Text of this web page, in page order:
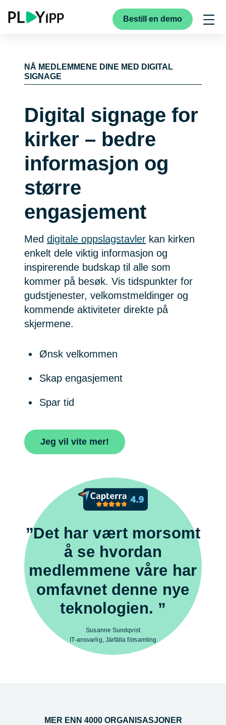
Bestill en demo
NÅ MEDLEMMENE DINE MED DIGITAL
SIGNAGE
Digital signage for
kirker – bedre
informasjon og
større
engasjement
Med digitale oppslagstavler kan kirken
enkelt dele viktig informasjon og
inspirerende budskap til alle som
kommer på besøk. Vis tidspunkter for
gudstjenester, velkomstmeldinger og
kommende aktiviteter direkte på
skjermene.
Ønsk velkommen
Skap engasjement
Spar tid
Jeg vil vite mer!
”Det har vært morsomt
å se hvordan
medlemmene våre har
omfavnet denne nye
teknologien. ”
Susanne Sundqvist
IT-ansvarlig, Järfälla församling
MER ENN 4000 ORGANISASJONER